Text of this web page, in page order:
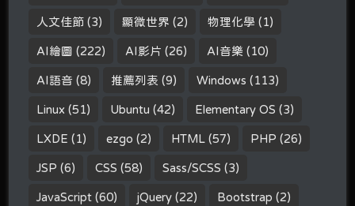
人文佳節 (3) 顯微世界 (2) 物理化學 (1)
AI繪圖 (222) AI影片 (26) AI音樂 (10)
AI語音 (8) 推薦列表 (9) Windows (113)
Linux (51) Ubuntu (42) Elementary OS (3)
LXDE (1) ezgo (2) HTML (57) PHP (26)
JSP (6) CSS (58) Sass/SCSS (3)
JavaScript (60) jQuery (22) Bootstrap (2)